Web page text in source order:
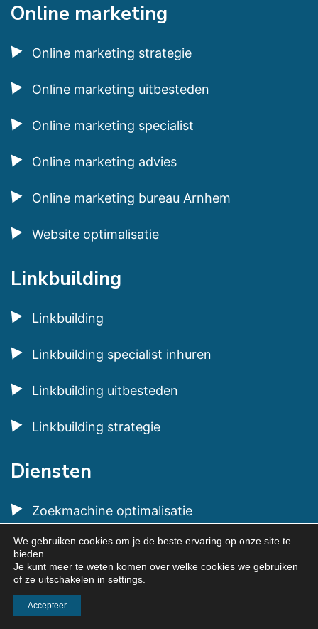
Online marketing
Online marketing strategie
Online marketing uitbesteden
Online marketing specialist
Online marketing advies
Online marketing bureau Arnhem
Website optimalisatie
Linkbuilding
Linkbuilding
Linkbuilding specialist inhuren
Linkbuilding uitbesteden
Linkbuilding strategie
Diensten
Zoekmachine optimalisatie
Google Ads
Social Media Ads
Website laten maken
We gebruiken cookies om je de beste ervaring op onze site te
bieden.
Je kunt meer te weten komen over welke cookies we gebruiken
of ze uitschakelen in settings
Accepteer